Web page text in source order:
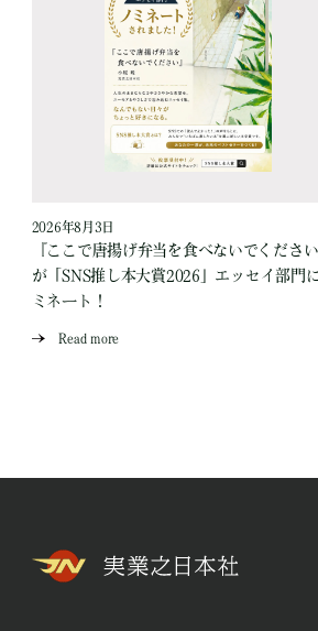
2026年8月3日
『ここで唐揚げ弁当を食べないでください
が「SNS推し本大賞2026」エッセイ部門
ミネート！
Read more